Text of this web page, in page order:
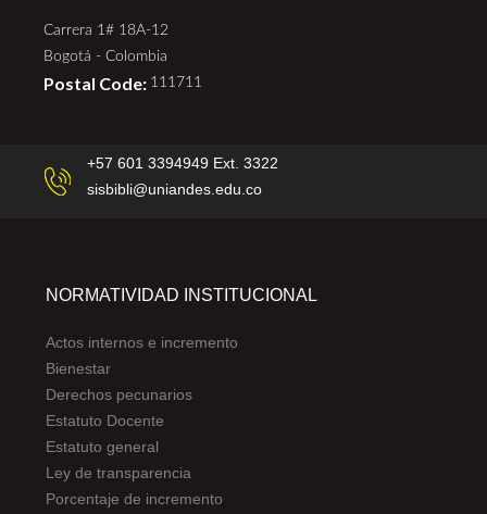
Carrera 1# 18A-12
Bogotá - Colombia
Postal Code: 111711
+57 601 3394949 Ext. 3322
sisbibli@uniandes.edu.co
NORMATIVIDAD INSTITUCIONAL
Actos internos e incremento
Bienestar
Derechos pecunarios
Estatuto Docente
Estatuto general
Ley de transparencia
Porcentaje de incremento